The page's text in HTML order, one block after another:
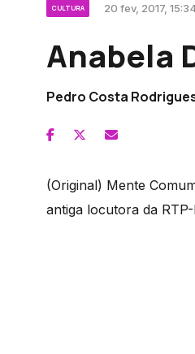
CULTURA 20 fev, 2017,
Anabela
Pedro Costa
(Original) Mente
antiga locutora da